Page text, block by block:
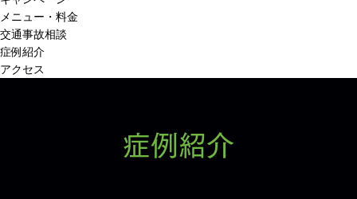
メニュー・料金
交通事故相談
症例紹介
アクセス
症例紹介